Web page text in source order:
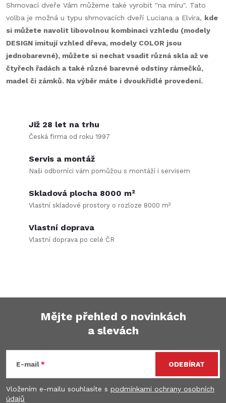
p
r
v
k
á
n
í
Shrnovací dveře Vám můžeme také vyrobit "na míru". Tato
volba je možná u typu shrnovacích dveří Luciana a Elvira, kde
si můžete navolit libovolnou kombinaci vzhledu (modely
DESIGN imitují vzhled dřeva, modely COLOR jsou
jednobarevné), můžete si nechat vsadit různá skla až ve
čtyřech řadách a také různé barevné odstíny rámečků,
madel či zámků. Na výběr máte i dvoukřídlé provedení.
Již 28 let na trhu
Česká firma od roku 1997
Servis a montáž
Naši odborníci vám pomůžou s montáží i servisem
Skladová plocha 8000 m²
Vlastní skladové prostory o rozloze 8000 m²
Vlastní doprava
Vlastní doprava po celé ČR
p
Mějte přehled o novinkách
a slevách
E-mail
Vložením e-mailu souhlasíte s podmínkami ochrany osobních
údajů
ODEBÍRAT